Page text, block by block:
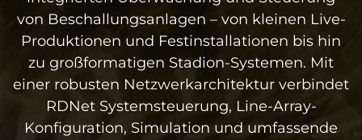
von Beschallungsanlagen – von kleinen Live-
Produktionen und Festinstallationen bis hin
zu großformatigen Stadion-Systemen. Mit
einer robusten Netzwerkarchitektur verbindet
RDNet Systemsteuerung, Line-Array-
Konfiguration, Simulation und umfassende